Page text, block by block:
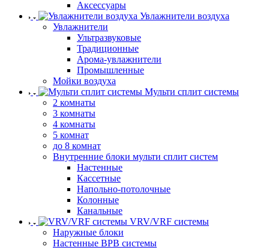
Аксессуары
Увлажнители воздуха
Увлажнители
Ультразвуковые
Традиционные
Арома-увлажнители
Промышленные
Мойки воздуха
Мульти сплит системы
2 комнаты
3 комнаты
4 комнаты
5 комнат
до 8 комнат
Внутренние блоки мульти сплит систем
Настенные
Кассетные
Напольно-потолочные
Колонные
Канальные
VRV/VRF системы
Наружные блоки
Настенные ВРВ системы